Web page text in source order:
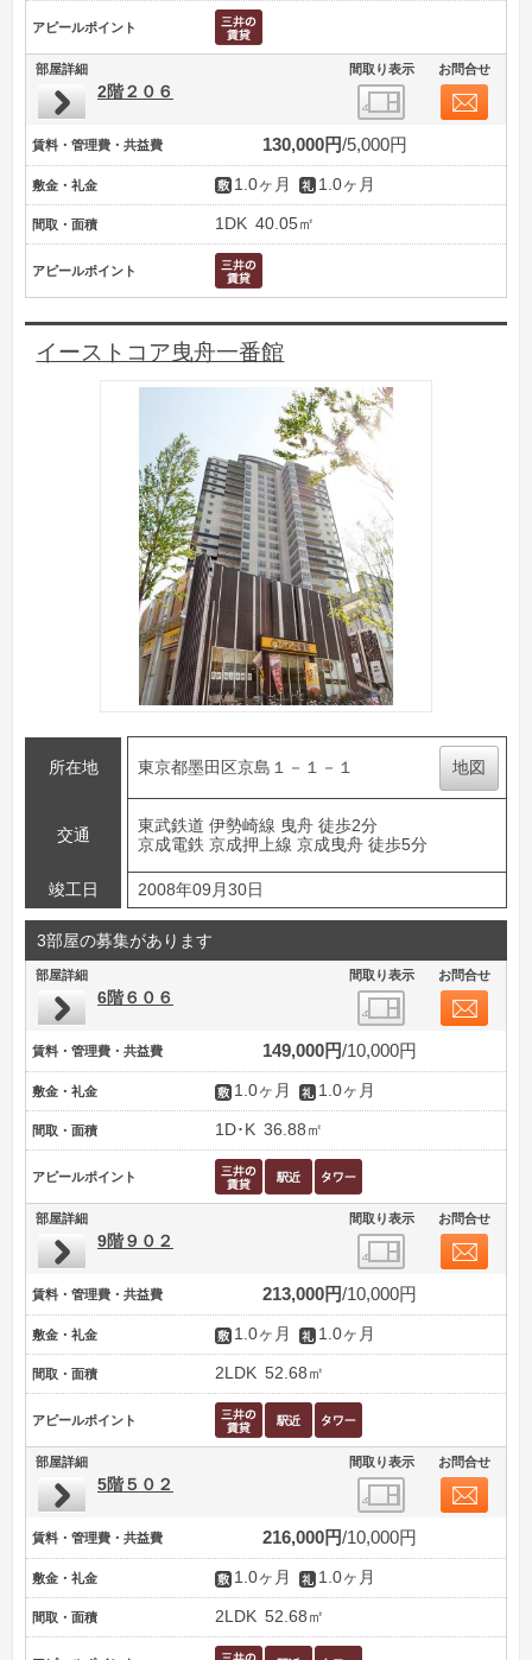
アピールポイント
部屋詳細 間取り表示 お問合せ
2階２０６
賃料・管理費・共益費 130,000円 5,000円
敷金・礼金 1.0ヶ月 1.0ヶ月
間取・面積 1DK 40.05㎡
アピールポイント
イーストコア曳舟一番館
所在地 東京都墨田区京島１－１－１ 地図
交通
東武鉄道 伊勢崎線 曳舟 徒歩2分
京成電鉄 京成押上線 京成曳舟 徒歩5分
竣工日 2008年09月30日
3部屋の募集があります
部屋詳細 間取り表示 お問合せ
6階６０６
賃料・管理費・共益費 149,000円 10,000円
敷金・礼金 1.0ヶ月 1.0ヶ月
間取・面積 1D･K 36.88㎡
アピールポイント
部屋詳細 間取り表示 お問合せ
9階９０２
賃料・管理費・共益費 213,000円 10,000円
敷金・礼金 1.0ヶ月 1.0ヶ月
間取・面積 2LDK 52.68㎡
アピールポイント
部屋詳細 間取り表示 お問合せ
5階５０２
賃料・管理費・共益費 216,000円 10,000円
敷金・礼金 1.0ヶ月 1.0ヶ月
間取・面積 2LDK 52.68㎡